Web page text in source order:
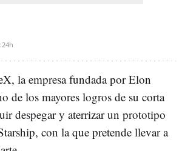
la empresa fundada por Elon
de los mayores logros de su corta
despegar y aterrizar un prototipo
con la que pretende llevar a